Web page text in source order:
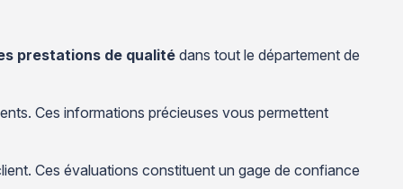
prestations de qualité dans tout le département de
Ces informations précieuses vous permettent
Ces évaluations constituent un gage de confiance